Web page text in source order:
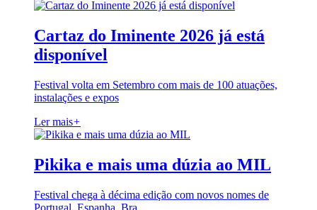
Cartaz do Iminente 2026 já está
disponível
Festival volta em Setembro com mais de 100 atuações,
instalações e expos
Ler mais+
Pikika e mais uma dúzia ao MIL
Festival chega à décima edição com novos nomes de
Portugal, Espanha, Bra